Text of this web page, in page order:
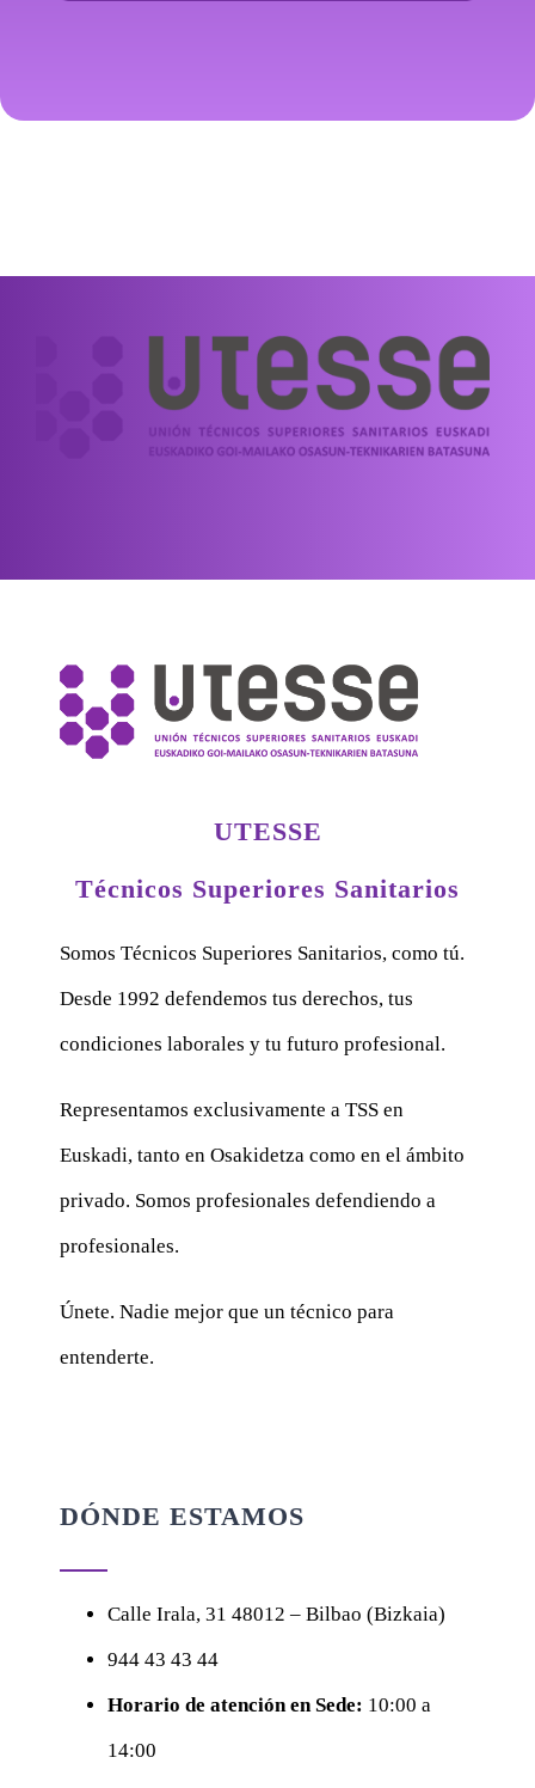
UTESSE
Técnicos Superiores Sanitarios
Somos Técnicos Superiores Sanitarios, como tú.
Desde 1992 defendemos tus derechos, tus
condiciones laborales y tu futuro profesional.
Representamos exclusivamente a TSS en
Euskadi, tanto en Osakidetza como en el ámbito
privado. Somos profesionales defendiendo a
profesionales.
Únete. Nadie mejor que un técnico para
entenderte.
DÓNDE ESTAMOS
Calle Irala, 31 48012 – Bilbao (Bizkaia)
944 43 43 44
Horario de atención en Sede: 10:00 a
14:00